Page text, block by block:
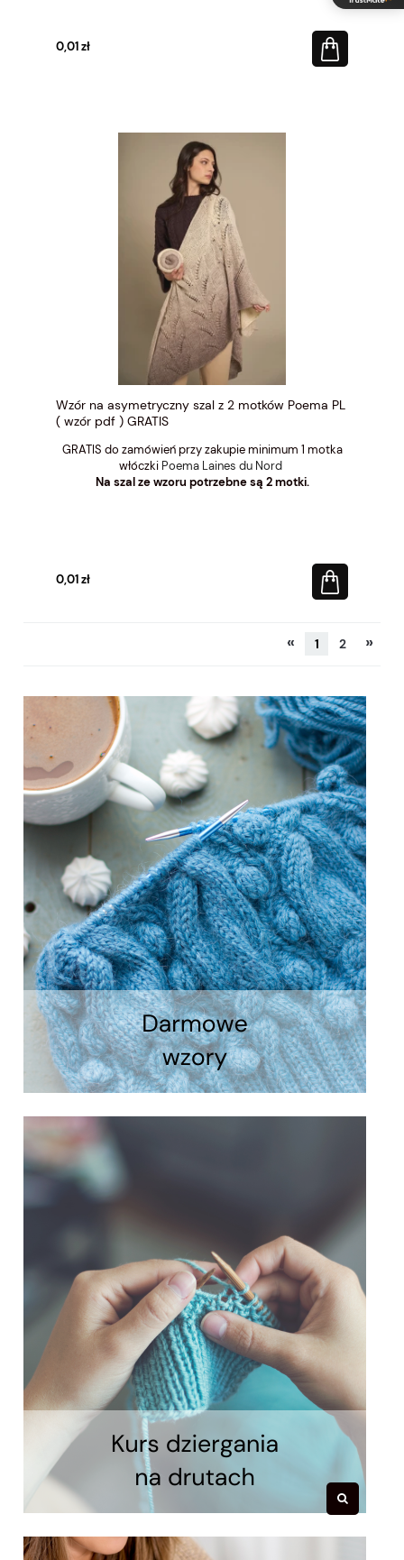
0,01 zł
Wzór na asymetryczny szal z 2 motków Poema PL
( wzór pdf ) GRATIS
GRATIS do zamówień przy zakupie minimum 1 motka
włóczki Poema Laines du Nord
Na szal ze wzoru potrzebne są 2 motki.
0,01 zł
« 1 2 »